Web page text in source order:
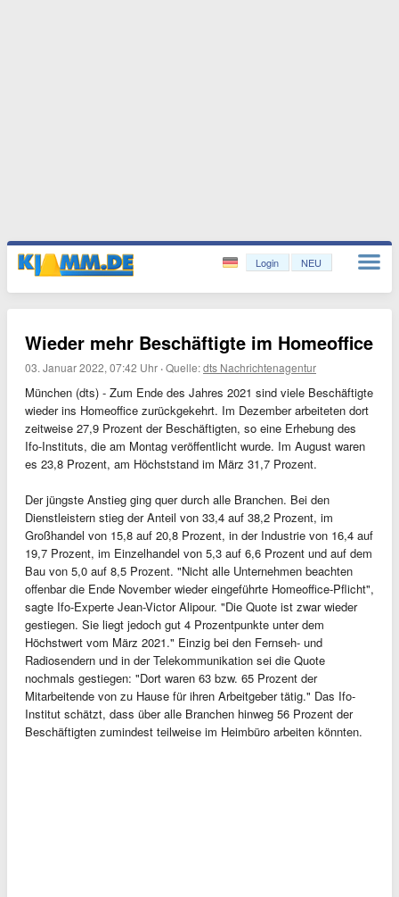
Login NEU
Wieder mehr Beschäftigte im Homeoffice
03. Januar 2022, 07:42 Uhr ·Quelle:dts Nachrichtenagentur
München (dts) - Zum Ende des Jahres 2021 sind viele Beschäftigte
wieder ins Homeoffice zurückgekehrt. Im Dezember arbeiteten dort
zeitweise 27,9 Prozent der Beschäftigten, so eine Erhebung des
Ifo-Instituts, die am Montag veröffentlicht wurde. Im August waren
es 23,8 Prozent, am Höchststand im März 31,7 Prozent.
Der jüngste Anstieg ging quer durch alle Branchen. Bei den
Dienstleistern stieg der Anteil von 33,4 auf 38,2 Prozent, im
Großhandel von 15,8 auf 20,8 Prozent, in der Industrie von 16,4 auf
19,7 Prozent, im Einzelhandel von 5,3 auf 6,6 Prozent und auf dem
Bau von 5,0 auf 8,5 Prozent. "Nicht alle Unternehmen beachten
offenbar die Ende November wieder eingeführte Homeoffice-Pflicht",
sagte Ifo-Experte Jean-Victor Alipour. "Die Quote ist zwar wieder
gestiegen. Sie liegt jedoch gut 4 Prozentpunkte unter dem
Höchstwert vom März 2021." Einzig bei den Fernseh- und
Radiosendern und in der Telekommunikation sei die Quote
nochmals gestiegen: "Dort waren 63 bzw. 65 Prozent der
Mitarbeitende von zu Hause für ihren Arbeitgeber tätig." Das Ifo-
Institut schätzt, dass über alle Branchen hinweg 56 Prozent der
Beschäftigten zumindest teilweise im Heimbüro arbeiten könnten.